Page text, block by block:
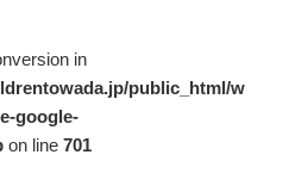
in
public_html/w
google-
on line 701